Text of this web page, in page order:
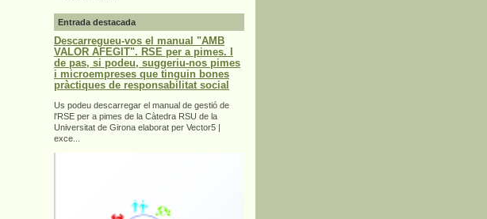
Entrada destacada
Descarregueu-vos el manual "AMB
VALOR AFEGIT". RSE per a pimes. I
de pas, si podeu, suggeriu-nos pimes
i microempreses que tinguin bones
pràctiques de responsabilitat social
Us podeu descarregar el manual de gestió de
l'RSE per a pimes de la Càtedra RSU de la
Universitat de Girona elaborat per Vector5 |
exce...